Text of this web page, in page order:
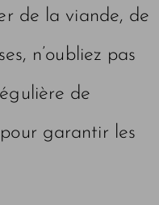
de la viande, de
n’oubliez pas
de
garantir les